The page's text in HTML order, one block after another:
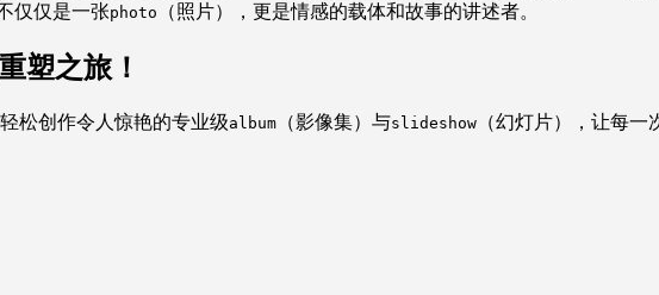
仅仅是一张photo （照片），更是情感的载体和故事的讲述者。
塑之旅！
松创作令人惊艳的专业级album （影像集）与slideshow （幻灯片），让每